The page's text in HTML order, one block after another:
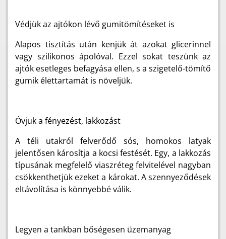
Védjük az ajtókon lévő gumitömítéseket is
Alapos tisztítás után kenjük át azokat glicerinnel
vagy szilikonos ápolóval. Ezzel sokat teszünk az
ajtók esetleges befagyása ellen, s a szigetelő-tömítő
gumik élettartamát is növeljük.
Óvjuk a fényezést, lakkozást
A téli utakról felverődő sós, homokos latyak
jelentősen károsítja a kocsi festését. Egy, a lakkozás
típusának megfelelő viaszréteg felvitelével nagyban
csökkenthetjük ezeket a károkat. A szennyeződések
eltávolítása is könnyebbé válik.
Legyen a tankban bőségesen üzemanyag